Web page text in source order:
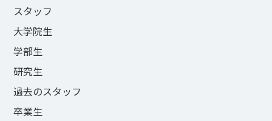
スタッフ
大学院生
学部生
研究生
過去のスタッフ
卒業生